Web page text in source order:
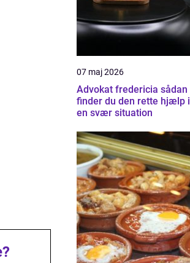
07 maj 2026
Advokat fredericia sådan
finder du den rette hjælp i
en svær situation